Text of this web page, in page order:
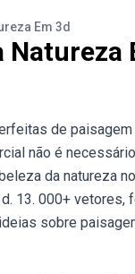
Em 3d
Natureza
de
não é
da natureza
13. 000+
sobre